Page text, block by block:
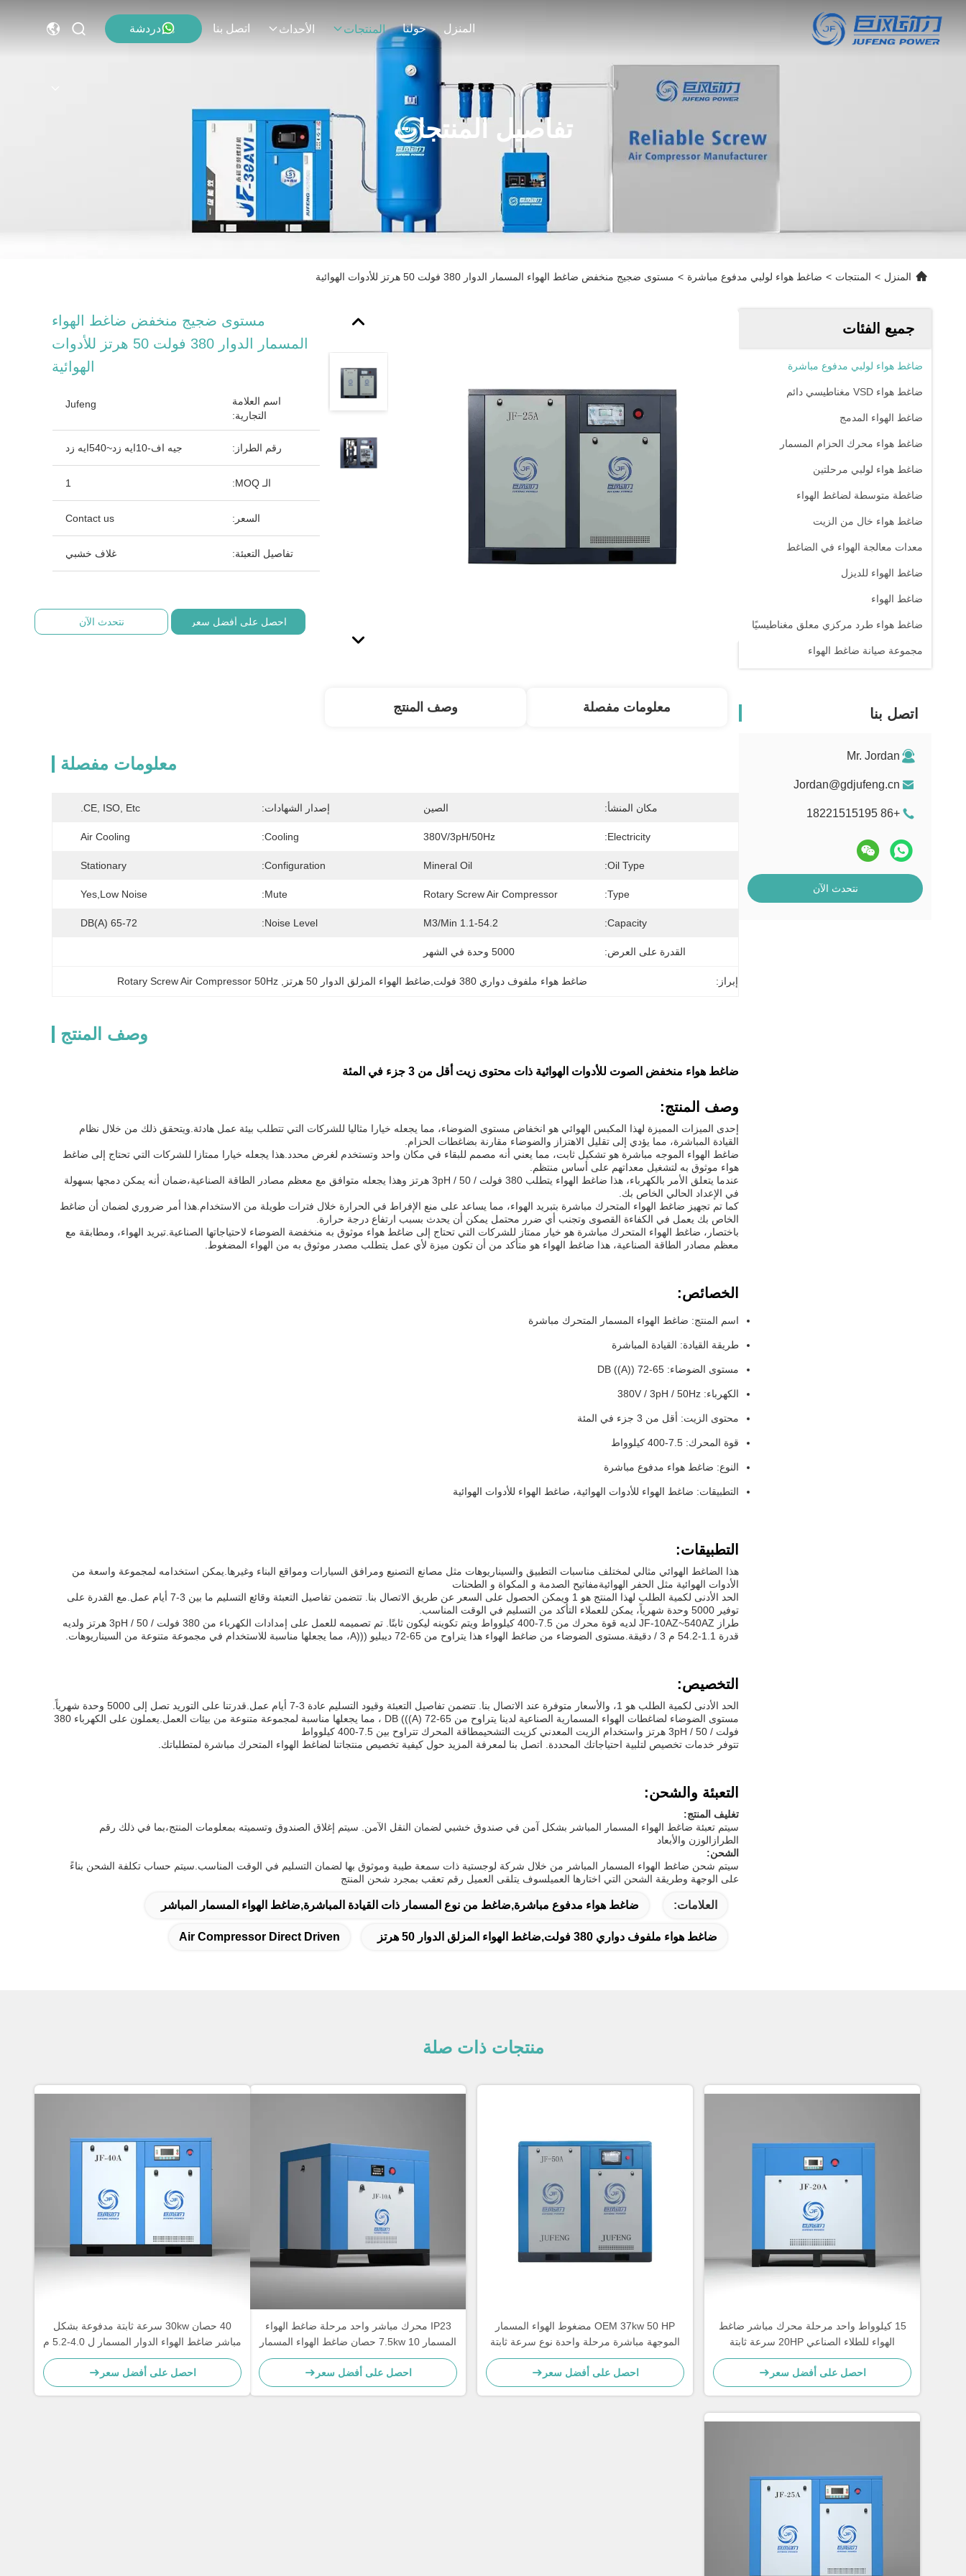
المنزل حولنا المنتجات الأحداث اتصل بنا دردشة
تفاصيل المنتجات
المنزل > المنتجات > ضاغط هواء لولبي مدفوع مباشرة > مستوى ضجيج منخفض ضاغط الهواء المسمار الدوار 380 فولت 50 هرتز للأدوات الهوائية
جميع الفئات
ضاغط هواء لولبي مدفوع مباشرة
ضاغط هواء VSD مغناطيسي دائم
ضاغط الهواء المدمج
ضاغط هواء محرك الحزام المسمار
ضاغط هواء لولبي مرحلتين
ضاغطة متوسطة لضاغط الهواء
ضاغط هواء خال من الزيت
معدات معالجة الهواء في الضاغط
ضاغط الهواء للديزل
ضاغط الهواء
ضاغط هواء طرد مركزي معلق مغناطيسيًا
مجموعة صيانة ضاغط الهواء
اتصل بنا
Mr. Jordan
Jordan@gdjufeng.cn
+86 18221515195
نتحدث الآن
مستوى ضجيج منخفض ضاغط الهواء
المسمار الدوار 380 فولت 50 هرتز للأدوات
الهوائية
اسم العلامة
التجارية:
Jufeng
رقم الطراز: جيه اف-10ايه زد~540ايه زد
الـ MOQ: 1
السعر: Contact us
تفاصيل التعبئة: غلاف خشبي
احصل على أفضل سعر نتحدث الآن
معلومات مفصلة وصف المنتج
معلومات مفصلة
مكان المنشأ: الصين إصدار الشهادات: CE, ISO, Etc.
Electricity:
380V/3pH/50Hz
Cooling:
Air Cooling
Oil Type:
Mineral Oil
Configuration:
Stationary
Type:
Rotary Screw Air Compressor
Mute:
Yes,Low Noise
Capacity:
1.1-54.2 M3/min
Noise Level:
65-72 DB(A)
القدرة على العرض: 5000 وحدة في الشهر
إبراز: ضاغط هواء ملفوف دواري 380 فولت,ضاغط الهواء المزلق الدوار 50 هرتز ,
Rotary Screw Air Compressor 50Hz
وصف المنتج
ضاغط هواء منخفض الصوت للأدوات الهوائية ذات محتوى زيت أقل من 3 جزء في المئة
وصف المنتج:
إحدى الميزات المميزة لهذا المكبس الهوائي هو انخفاض مستوى الضوضاء، مما يجعله خيارا مثاليا للشركات التي تتطلب بيئة عمل هادئة.ويتحقق ذلك من خلال نظام
القيادة المباشرة، مما يؤدي إلى تقليل الاهتزاز والضوضاء مقارنة بضاغطات الحزام.
ضاغط الهواء الموجه مباشرة هو تشكيل ثابت، مما يعني أنه مصمم للبقاء في مكان واحد وتستخدم لغرض محدد.هذا يجعله خيارا ممتازا للشركات التي تحتاج إلى ضاغط
هواء موثوق به لتشغيل معداتهم على أساس منتظم.
عندما يتعلق الأمر بالكهرباء، هذا ضاغط الهواء يتطلب 380 فولت / 3pH / 50 هرتز وهذا يجعله متوافق مع معظم مصادر الطاقة الصناعية،ضمان أنه يمكن دمجها بسهولة
في الإعداد الحالي الخاص بك.
كما تم تجهيز ضاغط الهواء المتحرك مباشرة بتبريد الهواء، مما يساعد على منع الإفراط في الحرارة خلال فترات طويلة من الاستخدام.هذا أمر ضروري لضمان أن ضاغط
الخاص بك يعمل في الكفاءة القصوى وتجنب أي ضرر محتمل يمكن أن يحدث بسبب ارتفاع درجة حرارة.
باختصار، ضاغط الهواء المتحرك مباشرة هو خيار ممتاز للشركات التي تحتاج إلى ضاغط هواء موثوق به منخفضة الضوضاء لاحتياجاتها الصناعية.تبريد الهواء، ومطابقة مع
معظم مصادر الطاقة الصناعية، هذا ضاغط الهواء هو متأكد من أن تكون ميزة لأي عمل يتطلب مصدر موثوق به من الهواء المضغوط.
الخصائص:
اسم المنتج: ضاغط الهواء المسمار المتحرك مباشرة
طريقة القيادة: القيادة المباشرة
مستوى الضوضاء: 65-72 DB ((A))
الكهرباء: 380V / 3pH / 50Hz
محتوى الزيت: أقل من 3 جزء في المئة
قوة المحرك: 7.5-400 كيلوواط
النوع: ضاغط هواء مدفوع مباشرة
التطبيقات: ضاغط الهواء للأدوات الهوائية، ضاغط الهواء للأدوات الهوائية
التطبيقات:
هذا الضاغط الهوائي مثالي لمختلف مناسبات التطبيق والسيناريوهات مثل مصانع التصنيع ومرافق السيارات ومواقع البناء وغيرها.يمكن استخدامه لمجموعة واسعة من
الأدوات الهوائية مثل الحفر الهوائيةمفاتيح الصدمة و المكواة و الطحنات
الحد الأدنى لكمية الطلب لهذا المنتج هو 1 ويمكن الحصول على السعر عن طريق الاتصال بنا. تتضمن تفاصيل التعبئة وقائع التسليم ما بين 3-7 أيام عمل.مع القدرة على
توفير 5000 وحدة شهرياً، يمكن للعملاء التأكد من التسليم في الوقت المناسب.
طراز JF-10AZ~540AZ لديه قوة محرك من 7.5-400 كيلوواط ويتم تكوينه ليكون ثابتًا. تم تصميمه للعمل على إمدادات الكهرباء من 380 فولت / 3pH / 50 هرتز ولديه
قدرة 1.1-54.2 م 3 / دقيقة.مستوى الضوضاء من ضاغط الهواء هذا يتراوح من 65-72 ديبليو (((A، مما يجعلها مناسبة للاستخدام في مجموعة متنوعة من السيناريوهات.
التخصيص:
الحد الأدنى لكمية الطلب هو 1، والأسعار متوفرة عند الاتصال بنا. تتضمن تفاصيل التعبئة وقيود التسليم عادة 3-7 أيام عمل.قدرتنا على التوريد تصل إلى 5000 وحدة شهرياً.
مستوى الضوضاء لضاغطات الهواء المسمارية الصناعية لدينا يتراوح من 65-72 DB (((A) ، مما يجعلها مناسبة لمجموعة متنوعة من بيئات العمل.يعملون على الكهرباء 380
فولت / 3pH / 50 هرتز واستخدام الزيت المعدني كزيت التشحيمطاقة المحرك تتراوح بين 7.5-400 كيلوواط
تتوفر خدمات تخصيص لتلبية احتياجاتك المحددة. اتصل بنا لمعرفة المزيد حول كيفية تخصيص منتجاتنا لضاغط الهواء المتحرك مباشرة لمتطلباتك.
التعبئة والشحن:
تغليف المنتج:
سيتم تعبئة ضاغط الهواء المسمار المباشر بشكل آمن في صندوق خشبي لضمان النقل الآمن. سيتم إغلاق الصندوق وتسميته بمعلومات المنتج،بما في ذلك رقم
الطرازالوزن والأبعاد
الشحن:
سيتم شحن ضاغط الهواء المسمار المباشر من خلال شركة لوجستية ذات سمعة طيبة وموثوق بها لضمان التسليم في الوقت المناسب.سيتم حساب تكلفة الشحن بناءً
على الوجهة وطريقة الشحن التي اختارها العميلسوف يتلقى العميل رقم تعقب بمجرد شحن المنتج
العلامات: ضاغط هواء مدفوع مباشرة,ضاغط من نوع المسمار ذات القيادة المباشرة,ضاغط الهواء المسمار المباشر
ضاغط هواء ملفوف دواري 380 فولت,ضاغط الهواء المزلق الدوار 50 هرتز Air Compressor Direct Driven
منتجات ذات صلة
15 كيلوواط واحد مرحلة محرك مباشر ضاغط
الهواء للطلاء الصناعي 20HP سرعة ثابتة
احصل على أفضل سعر
OEM 37kw 50 HP مضغوط الهواء المسمار
الموجهة مباشرة مرحلة واحدة نوع سرعة ثابتة
احصل على أفضل سعر
IP23 محرك مباشر واحد مرحلة ضاغط الهواء
المسمار 7.5kw 10 حصان ضاغط الهواء المسمار
الدوار
احصل على أفضل سعر
40 حصان 30kw سرعة ثابتة مدفوعة بشكل
مباشر ضاغط الهواء الدوار المسمار ل 4.0-5.2 م
3 / دقيقة السعة والزرقاء / تصميم مخصص
احصل على أفضل سعر